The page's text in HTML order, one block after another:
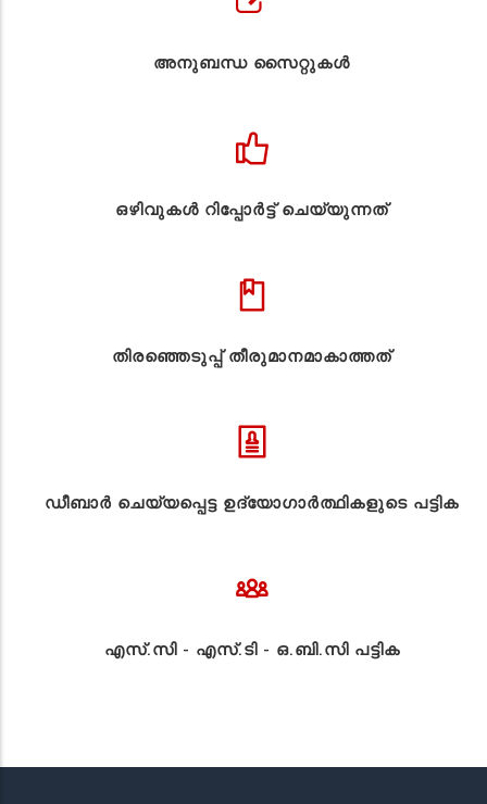
അനുബന്ധ സൈറ്റുകള്‍
ഒഴിവുകൾ റിപ്പോർട്ട് ചെയ്യുന്നത്
തിരഞ്ഞെടുപ്പ് തീരുമാനമാകാത്തത്
ഡീബാർ ചെയ്യപ്പെട്ട ഉദ്യോഗാർത്ഥികളുടെ പട്ടിക
എസ്.സി - എസ്.ടി - ഒ.ബി.സി പട്ടിക